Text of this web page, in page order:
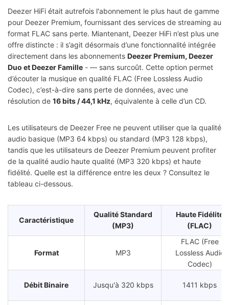
Deezer HiFi était autrefois l'abonnement le plus haut de gamme
pour Deezer Premium, fournissant des services de streaming au
format FLAC sans perte. Miantenant, Deezer HiFi n’est plus une
offre distincte : il s’agit désormais d’une fonctionnalité intégrée
directement dans les abonnements Deezer Premium, Deezer
Duo et Deezer Famille - — sans surcoût. Cette option permet
d’écouter la musique en qualité FLAC (Free Lossless Audio
Codec), c’est-à-dire sans perte de données, avec une
résolution de 16 bits / 44,1 kHz, équivalente à celle d’un CD.
Les utilisateurs de Deezer Free ne peuvent utiliser que la qualité
audio basique (MP3 64 kbps) ou standard (MP3 128 kbps),
tandis que les utilisateurs de Deezer Premium peuvent profiter
de la qualité audio haute qualité (MP3 320 kbps) et haute
fidélité. Quelle est la différence entre les deux ? Consultez le
tableau ci-dessous.
Caractéristique
Qualité Standard
(MP3)
Haute Fidélité
(FLAC)
Format MP3
FLAC (Free
Lossless Audio
Codec)
Débit Binaire Jusqu'à 320 kbps 1411 kbps